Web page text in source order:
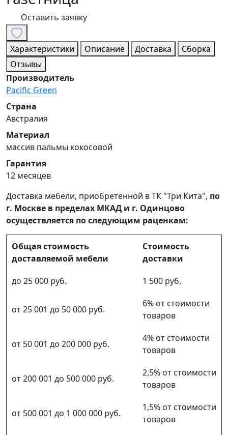
Оставить заявку
Характеристики Описание Доставка
Сборка
Отзывы
Производитель
Pacific Green
Страна
Австралия
Материал
массив пальмы кокосовой
Гарантия
12 месяцев
Доставка мебели, приобретенной в ТК "Три Кита", по
г. Москве в пределах МКАД и г. Одинцово
осуществляется по следующим раценкам:
Общая стоимость
доставляемой мебели
Стоимость
доставки
до 25 000 руб.
1 500 руб.
от 25 001 до 50 000 руб.
6% от стоимости
товаров
от 50 001 до 200 000 руб.
4% от стоимости
товаров
от 200 001 до 500 000 руб.
2,5% от стоимости
товаров
от 500 001 до 1 000 000 руб.
1,5% от стоимости
товаров